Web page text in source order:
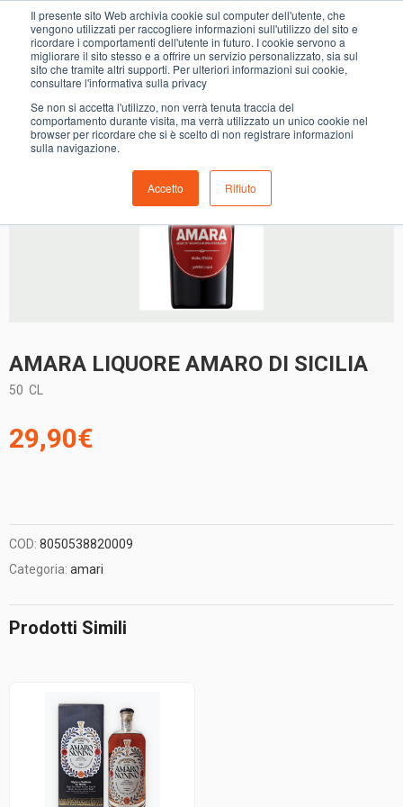
Il presente sito Web archivia cookie sul computer dell'utente, che
vengono utilizzati per raccogliere informazioni sull'utilizzo del sito e
ricordare i comportamenti dell'utente in futuro. I cookie servono a
migliorare il sito stesso e a offrire un servizio personalizzato, sia sul
sito che tramite altri supporti. Per ulteriori informazioni sui cookie,
consultare l'informativa sulla privacy
Se non si accetta l'utilizzo, non verrà tenuta traccia del
comportamento durante visita, ma verrà utilizzato un unico cookie nel
browser per ricordare che si è scelto di non registrare informazioni
sulla navigazione.
Accetto Rifiuto
AMARA LIQUORE AMARO DI SICILIA
AMARA LIQUORE AMARO DI SICILIA
50 CL
29,90€
COD: 8050538820009
Categoria: amari
Prodotti Simili